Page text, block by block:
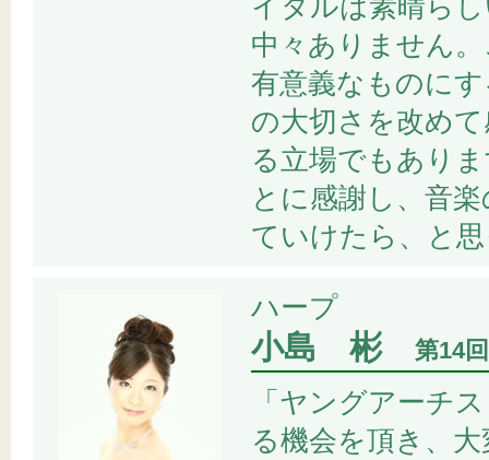
イタルは素晴ら
中々ありません
有意義なものに
の大切さを改め
る立場でもあり
とに感謝し、音
ていけたら、と
ハープ
小島 彬 第14
「ヤングアーチ
る機会を頂き、